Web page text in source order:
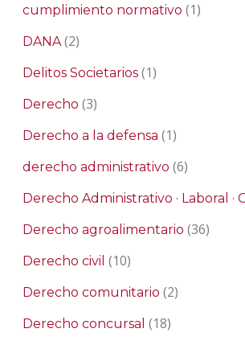
cumplimiento normativo (1)
DANA(2)
Delitos Societarios (1)
Derecho (3)
Derecho a la defensa (1)
derecho administrativo (6)
Derecho Administrativo · Laboral ·
Derecho agroalimentario (36)
Derecho civil (10)
Derecho comunitario (2)
Derecho concursal (18)